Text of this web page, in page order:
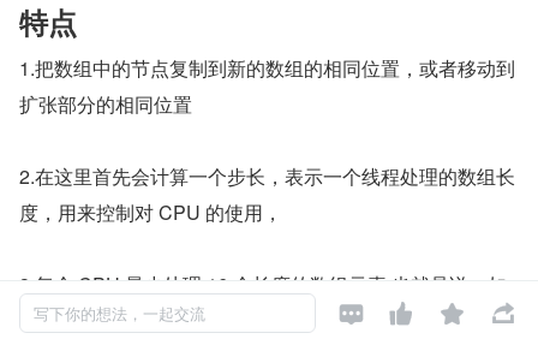
特点
1.把数组中的节点复制到新的数组的相同位置，或者移动到
扩张部分的相同位置
2.在这里首先会计算一个步长，表示一个线程处理的数组长
度，用来控制对 CPU 的使用，
3.每个 CPU 最少处理 16 个长度的数组元素,也就是说，如
果一个数组的长度只有 16，那只有一个线程会对其进行扩
写下你的想法，一起交流    